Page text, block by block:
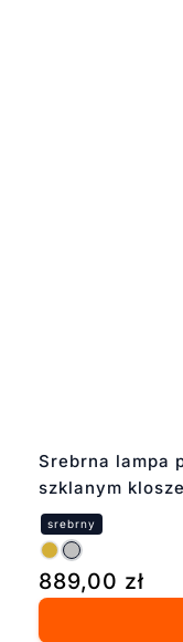
Srebrna lampa
szklanym
889,00 zł